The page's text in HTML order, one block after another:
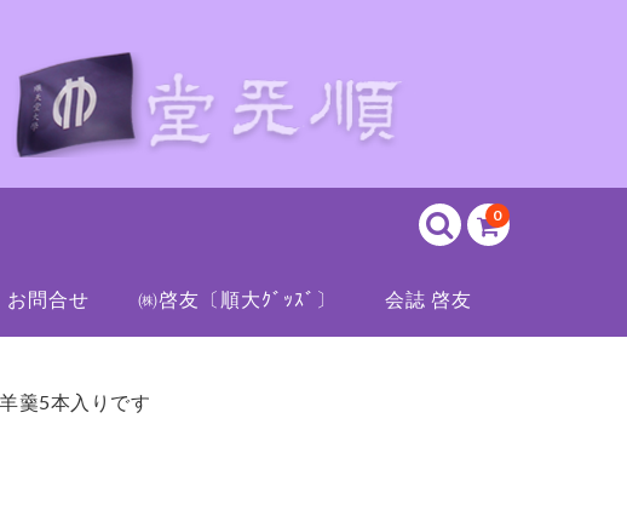
0
お問合せ ㈱啓友〔順大ｸﾞｯｽﾞ〕 会誌 啓友
羹5本入りです